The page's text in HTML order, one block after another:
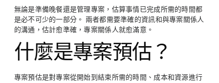
無論是準備晚餐還是管理專案，估算事情已完成所需的時間都
是必不可少的一部分。 兩者都需要準確的資訊和與專案關係人
的溝通，估計愈準確，專案關係人就愈滿意。
什麼是專案預估？
專案預估是對專案從開始到結束所需的時間、成本和資源進行